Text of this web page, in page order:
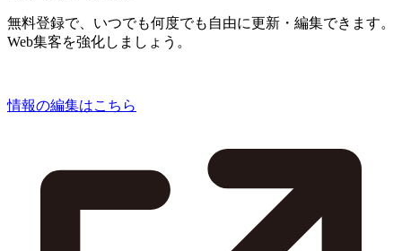
無料登録で、いつでも何度でも自由に更新・編集できます。
Web集客を強化しましょう。
情報の編集はこちら